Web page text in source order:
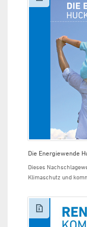
Die Energiewende
Dieses
Klimaschutz und